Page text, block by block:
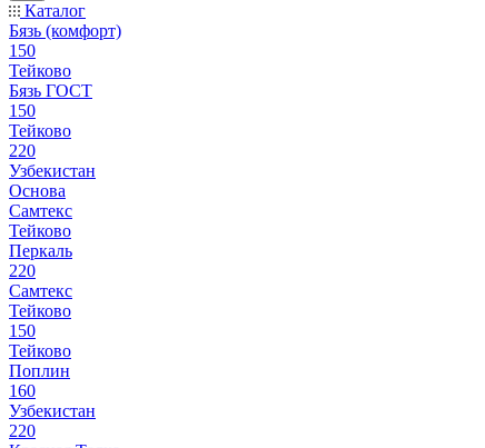
Каталог
Бязь (комфорт)
150
Тейково
Бязь ГОСТ
150
Тейково
220
Узбекистан
Основа
Самтекс
Тейково
Перкаль
220
Самтекс
Тейково
150
Тейково
Поплин
160
Узбекистан
220